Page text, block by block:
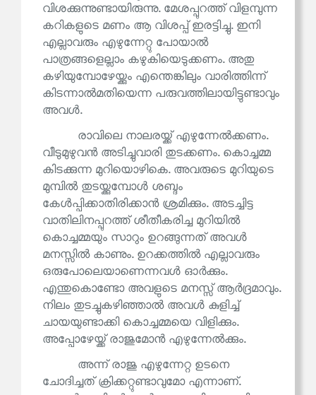
വിശക്കുന്നുണ്ടായിരുന്നു. മേശപ്പുറത്ത് വിളമ്പുന്ന
കറികളുടെ മണം ആ വിശപ്പ് ഇരട്ടിച്ചു. ഇനി
എല്ലാവരും എഴുന്നേറ്റു പോയാൽ
പാത്രങ്ങളെല്ലാം കഴുകിയെടുക്കണം. അതു
കഴിയുമ്പോഴേയ്ക്കും എന്തെങ്കിലും വാരിത്തിന്ന്
കിടന്നാൽമതിയെന്ന പരുവത്തിലായിട്ടുണ്ടാവും
അവൾ.
രാവിലെ നാലരയ്ക്ക് എഴുന്നേൽക്കണം.
വീടുമുഴുവൻ അടിച്ചുവാരി തുടക്കണം. കൊച്ചമ്മ
കിടക്കുന്ന മുറിയൊഴികെ. അവരുടെ മുറിയുടെ
മുമ്പിൽ തുടയ്ക്കുമ്പോൾ ശബ്ദം
കേൾപ്പിക്കാതിരിക്കാൻ ശ്രമിക്കും. അടച്ചിട്ട
വാതിലിനപ്പുറത്ത് ശീതീകരിച്ച മുറിയിൽ
കൊച്ചമ്മയും സാറും ഉറങ്ങുന്നത് അവൾ
മനസ്സിൽ കാണും. ഉറക്കത്തിൽ എല്ലാവരും
ഒരുപോലെയാണെന്നവൾ ഓർക്കും.
എന്തുകൊണ്ടോ അവളുടെ മനസ്സ് ആർദ്രമാവും.
നിലം തുടച്ചുകഴിഞ്ഞാൽ അവൾ കുളിച്ച്
ചായയുണ്ടാക്കി കൊച്ചമ്മയെ വിളിക്കും.
അപ്പോഴേയ്ക്ക് രാജുമോൻ എഴുന്നേൽക്കും.
അന്ന് രാജു എഴുന്നേറ്റ ഉടനെ
ചോദിച്ചത് ക്രിക്കറ്റുണ്ടാവുമോ എന്നാണ്.